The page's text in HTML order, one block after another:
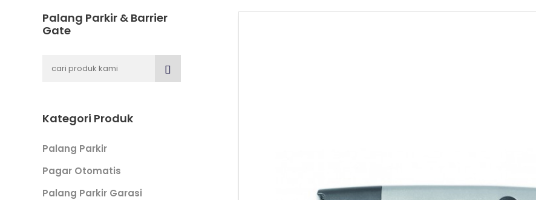
Palang Parkir & Barrier
Gate
Kategori Produk
Palang Parkir
Pagar Otomatis
Palang Parkir Garasi